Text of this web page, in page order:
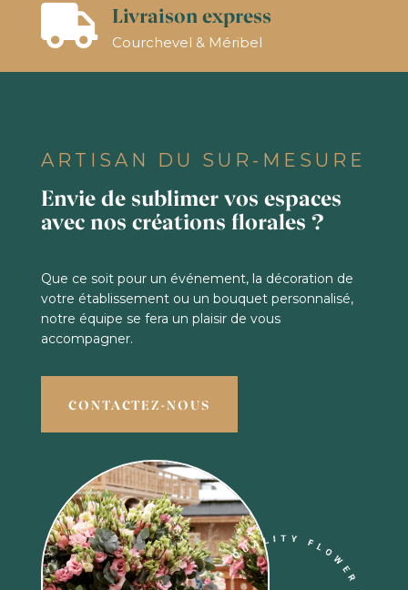
 Livraison express
Courchevel & Méribel
ARTISAN DU SUR-MESURE
Envie de sublimer vos espaces
avec nos créations florales ?
Que ce soit pour un événement, la décoration de
votre établissement ou un bouquet personnalisé,
notre équipe se fera un plaisir de vous
accompagner.
CONTACTEZ-NOUS